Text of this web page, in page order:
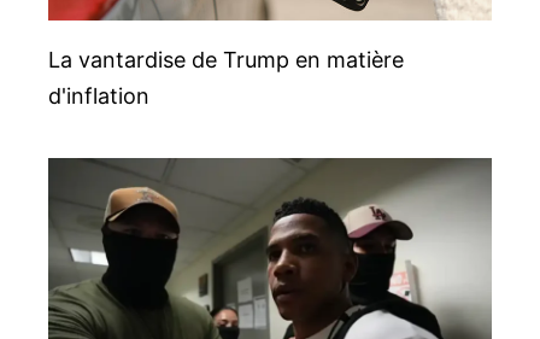
La vantardise de Trump en matière
d'inflation